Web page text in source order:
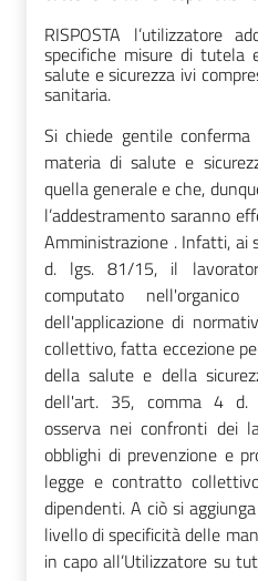
RISPOSTA
specifiche misure di tutela
salute e sicurezza ivi
sanitaria.
Si chiede gentile
materia di salute e
quella generale e che,
l’addestramento saranno
Amministrazione . Infatti, ai
d. lgs. 81/15, il
computato
dell'applicazione di
collettivo, fatta eccezione
della salute e della
dell'art. 35, comma 4 d.
osserva nei confronti dei
obblighi di prevenzione e
legge e contratto
dipendenti. A ciò si
livello di specificità delle
in capo all’Utilizzatore su